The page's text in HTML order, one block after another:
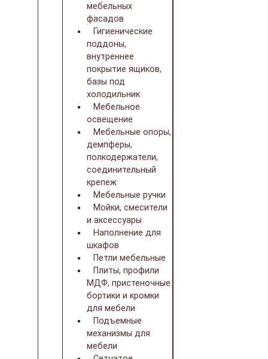
мебельных
фасадов
Гигиенические
поддоны,
внутреннее
покрытие ящиков,
базы под
холодильник
Мебельное
освещение
Мебельные опоры,
демпферы,
полкодержатели,
соединительный
крепеж
Мебельные ручки
Мойки, смесители
и аксессуары
Наполнение для
шкафов
Петли мебельные
Плиты, профили
МДФ, пристеночные
бортики и кромки
для мебели
Подъемные
механизмы для
мебели